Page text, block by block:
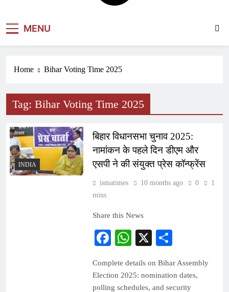
MENU
Home Bihar Voting Time 2025
Tag: Bihar Voting Time 2025
INDIA
बिहार विधानसभा चुनाव 2025:
नामांकन के पहले दिन डीएम और
एसपी ने की संयुक्त प्रेस कॉन्फ्रेंस
ismatimes 10 months ago 0
1
mins
Share this News
Facebook
WhatsApp
X
Complete details on Bihar Assembly
Election 2025: nomination dates,
polling schedules, and security